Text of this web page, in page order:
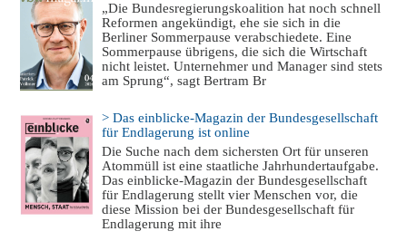
„Die Bundesregierungskoalition hat noch schnell
Reformen angekündigt, ehe sie sich in die
Berliner Sommerpause verabschiedete. Eine
Sommerpause übrigens, die sich die Wirtschaft
nicht leistet. Unternehmer und Manager sind stets
am Sprung“, sagt Bertram Br
> Das einblicke-Magazin der Bundesgesellschaft
für Endlagerung ist online
Die Suche nach dem sichersten Ort für unseren
Atommüll ist eine staatliche Jahrhundertaufgabe.
Das einblicke-Magazin der Bundesgesellschaft
für Endlagerung stellt vier Menschen vor, die
diese Mission bei der Bundesgesellschaft für
Endlagerung mit ihre